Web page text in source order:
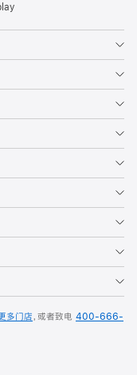
多门店，或者致电 400-666-